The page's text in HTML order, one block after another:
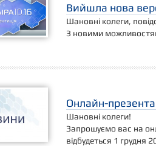
Вийшла нова
Шановні колеги,
З новими
Онлайн-
Шановні колеги!
Запрошуємо вас на
відбудеться 1 грудня